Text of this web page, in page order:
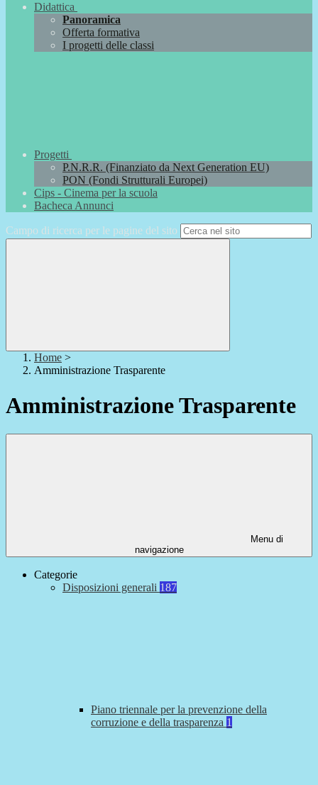
Didattica
Panoramica
Offerta formativa
I progetti delle classi
Progetti
P.N.R.R. (Finanziato da Next Generation EU)
PON (Fondi Strutturali Europei)
Cips - Cinema per la scuola
Bacheca Annunci
Campo di ricerca per le pagine del sito
Home >
Amministrazione Trasparente
Amministrazione Trasparente
Menu di
navigazione
Categorie
Disposizioni generali 187
Piano triennale per la prevenzione della
corruzione e della trasparenza 1